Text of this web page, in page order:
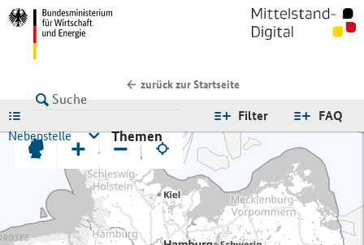
zurück zur Startseite
FAQ
Filter
Nebenstelle
Themen
+ −